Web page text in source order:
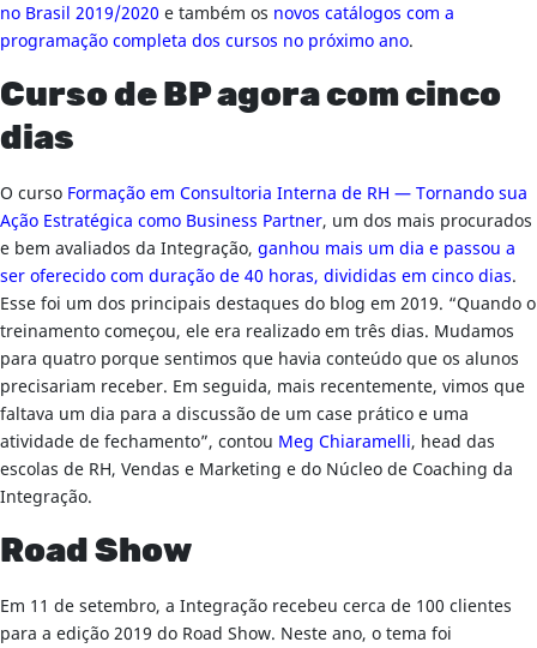
no Brasil 2019/2020 e também os novos catálogos com a
programação completa dos cursos no próximo ano.
Curso de BP agora com cinco
dias
O curso Formação em Consultoria Interna de RH — Tornando sua
Ação Estratégica como Business Partner, um dos mais procurados
e bem avaliados da Integração, ganhou mais um dia e passou a
ser oferecido com duração de 40 horas, divididas em cinco dias.
Esse foi um dos principais destaques do blog em 2019. “Quando o
treinamento começou, ele era realizado em três dias. Mudamos
para quatro porque sentimos que havia conteúdo que os alunos
precisariam receber. Em seguida, mais recentemente, vimos que
faltava um dia para a discussão de um case prático e uma
atividade de fechamento”, contou Meg Chiaramelli, head das
escolas de RH, Vendas e Marketing e do Núcleo de Coaching da
Integração.
Road Show
Em 11 de setembro, a Integração recebeu cerca de 100 clientes
para a edição 2019 do Road Show. Neste ano, o tema foi